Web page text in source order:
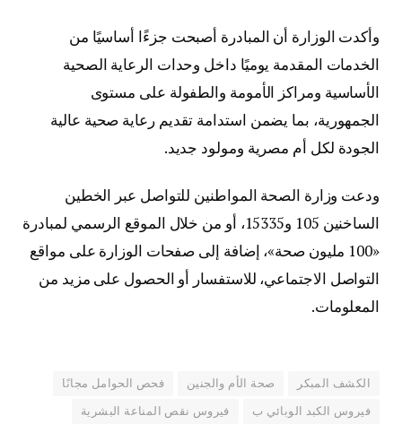
وأكدت الوزارة أن المبادرة أصبحت جزءًا أساسيًا من
الخدمات المقدمة يوميًا داخل وحدات الرعاية الصحية
الأساسية ومراكز الأمومة والطفولة على مستوى
الجمهورية، بما يضمن استدامة تقديم رعاية صحية عالية
الجودة لكل أم مصرية ومولود جديد.
ودعت وزارة الصحة المواطنين للتواصل عبر الخطين
الساخنين 105 و15335، أو من خلال الموقع الرسمي لمبادرة
«100 مليون صحة»، إضافة إلى صفحات الوزارة على مواقع
التواصل الاجتماعي، للاستفسار أو الحصول على مزيد من
المعلومات.
الكشف المبكر صحة الأم والجنين فحص الحوامل مجانًا
فيروس الكبد الوبائي ب فيروس نقص المناعة البشرية